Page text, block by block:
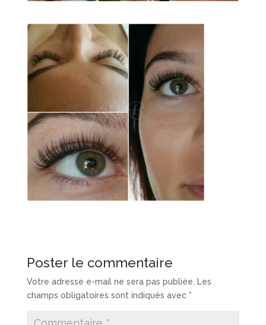
Poster le commentaire
Votre adresse e-mail ne sera pas publiée.
Les
champs obligatoires sont indiqués avec *